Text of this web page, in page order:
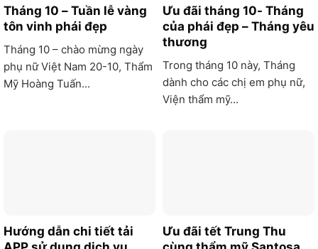
Tháng 10 – Tuần lễ vàng
tôn vinh phái đẹp
Tháng 10 – chào mừng ngày
phụ nữ Việt Nam 20-10, Thẩm
Mỹ Hoàng Tuấn...
Ưu đãi tháng 10- Tháng
của phái đẹp – Tháng yêu
thương
Trong tháng 10 này, Tháng
dành cho các chị em phụ nữ,
Viện thẩm mỹ...
Hướng dẫn chi tiết tải
Ưu đãi tết Trung Thu